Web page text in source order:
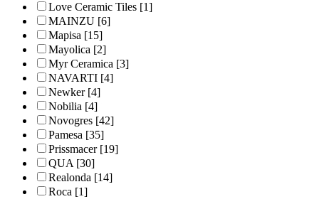
Love Ceramic Tiles [1]
MAINZU [6]
Mapisa [15]
Mayolica [2]
Myr Ceramica [3]
NAVARTI [4]
Newker[4]
Nobilia [4]
Novogres [42]
Pamesa [35]
Prissmacer[19]
QUA[30]
Realonda [14]
Roca [1]